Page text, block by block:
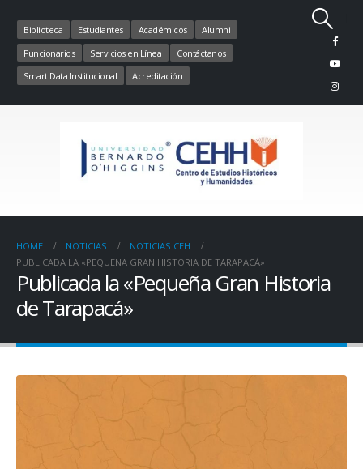
Biblioteca Estudiantes Académicos
Alumni
Funcionarios
Servicios en Línea
Contáctanos
Smart Data Institucional
Acreditación
HOME NOTICIAS
NOTICIAS CEH
PUBLICADA LA «PEQUEÑA GRAN HISTORIA DE TARAPACÁ»
Publicada la «Pequeña Gran Historia
de Tarapacá»